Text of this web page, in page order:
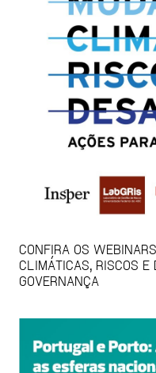
CONFIRA OS
CLIMÁTICAS, RISCOS E
GOVERNANÇA